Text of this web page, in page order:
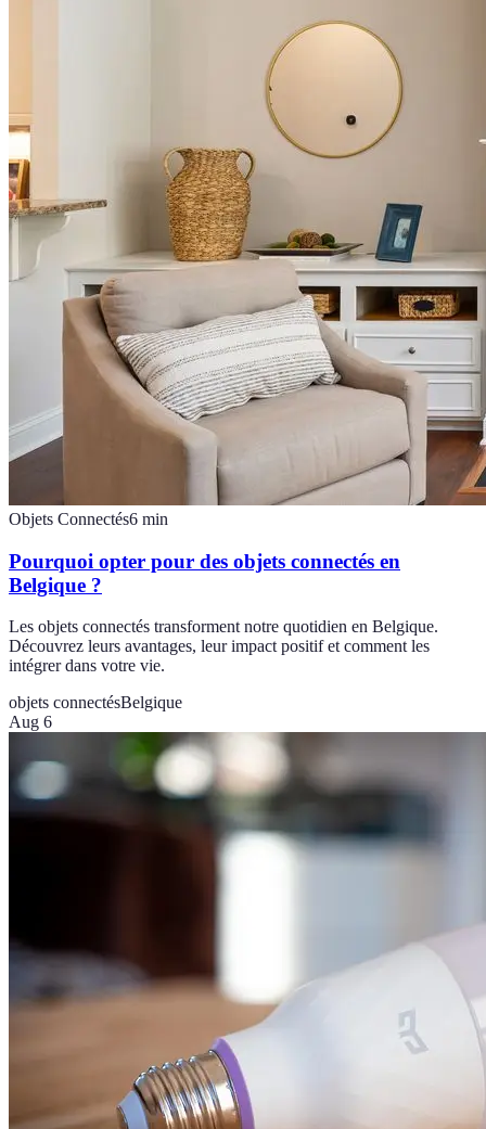
Objets Connectés6 min
Pourquoi opter pour des objets connectés en
Belgique ?
Les objets connectés transforment notre quotidien en Belgique.
Découvrez leurs avantages, leur impact positif et comment les
intégrer dans votre vie.
objets connectésBelgique
Aug 6